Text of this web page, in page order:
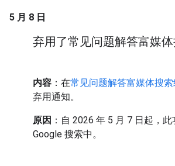
5 月 8 日
弃用了常见问题解答富媒
内容 ：在常见问题解答富媒体搜
弃用通知。
原因 ：自 2026 年 5 月 7 日起，
Google 搜索中。